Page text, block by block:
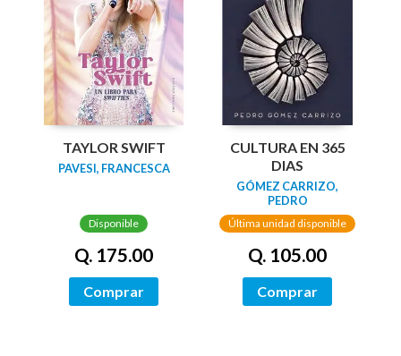
TAYLOR SWIFT
PAVESI, FRANCESCA
Disponible
Q. 175.00
Comprar
CULTURA EN 365
DIAS
GÓMEZ CARRIZO,
PEDRO
Última unidad disponible
Q. 105.00
Comprar